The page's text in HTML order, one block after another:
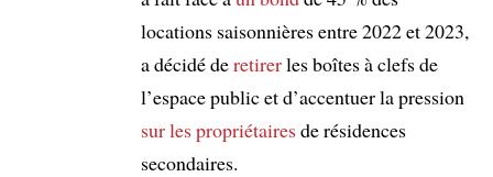
locations saisonnières entre 2022 et 2023,
a décidé deretirerles boîtes à clefs de
l’espace public et d’accentuer la pression
sur les propriétairesde résidences
secondaires.